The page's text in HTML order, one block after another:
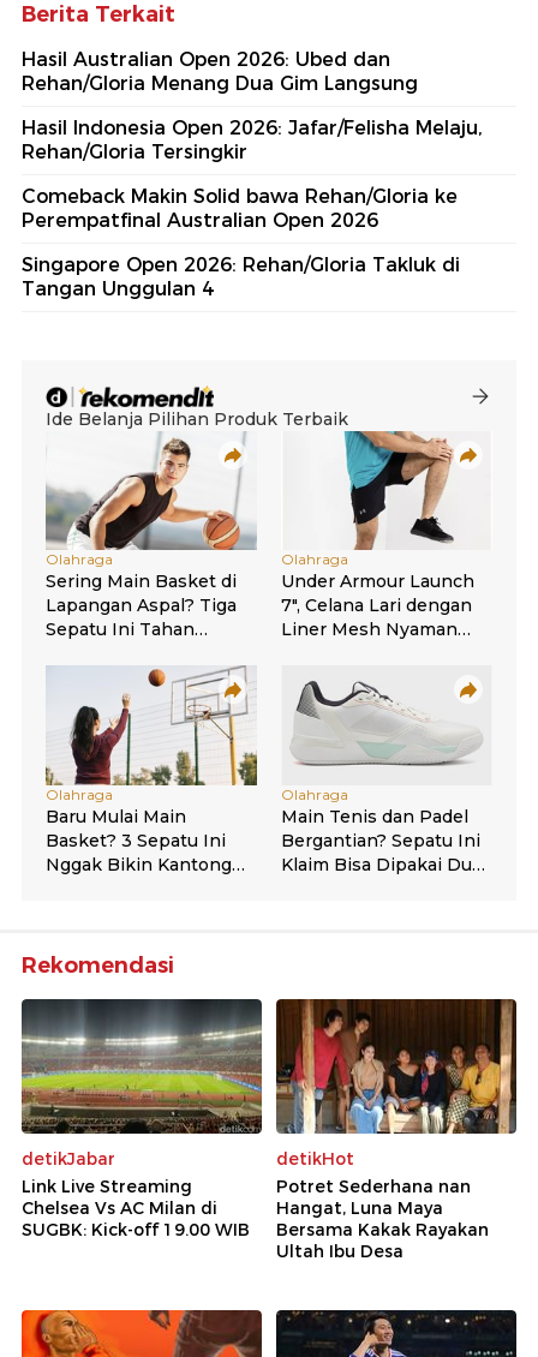
Berita Terkait
Hasil Australian Open 2026: Ubed dan
Rehan/Gloria Menang Dua Gim Langsung
Hasil Indonesia Open 2026: Jafar/Felisha Melaju,
Rehan/Gloria Tersingkir
Comeback Makin Solid bawa Rehan/Gloria ke
Perempatfinal Australian Open 2026
Singapore Open 2026: Rehan/Gloria Takluk di
Tangan Unggulan 4
Rekomendasi
detikJabar
Link Live Streaming
Chelsea Vs AC Milan di
SUGBK: Kick-off 19.00 WIB
detikHot
Potret Sederhana nan
Hangat, Luna Maya
Bersama Kakak Rayakan
Ultah Ibu Desa